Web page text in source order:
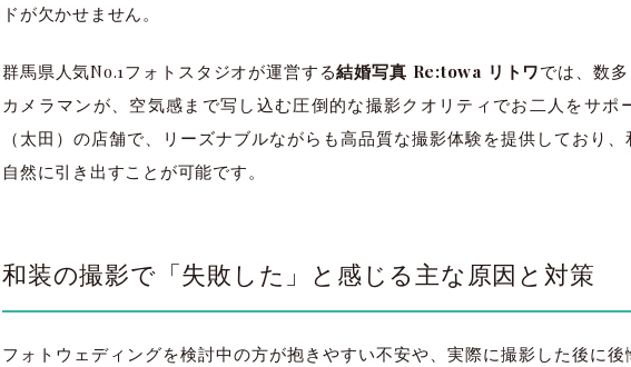
ドが欠かせません。
群馬県人気No.1フォトスタジオが運営する結婚写真 Re:towa リトワでは、数
カメラマンが、空気感まで写し込む圧倒的な撮影クオリティでお二人をサポ
（太田）の店舗で、リーズナブルながらも高品質な撮影体験を提供しており
自然に引き出すことが可能です。
和装の撮影で「失敗した」と感じる主な原因と対策
フォトウェディングを検討中の方が抱きやすい不安や、実際に撮影した後に